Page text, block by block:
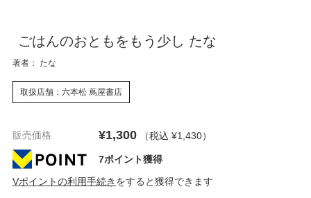
ごはんのおともをもう少し たな
著者： たな
取扱店舗：六本松 蔦屋書店
販売価格 ¥1,300 （税込 ¥1,430）
7ポイント獲得
Vポイントの利用手続き をすると獲得できます